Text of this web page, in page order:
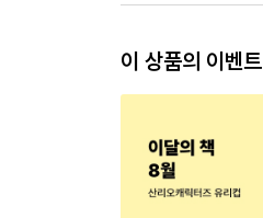
이 상품의 이벤트